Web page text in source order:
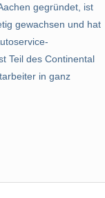
gegründet, ist
gewachsen und hat
Teil des Continental
in ganz